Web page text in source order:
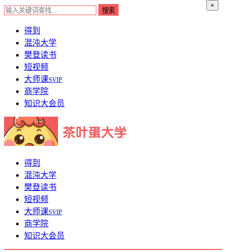
×
得到
混沌大学
樊登读书
短视频
大师课SVIP
商学院
知识大会员
得到
混沌大学
樊登读书
短视频
大师课SVIP
商学院
知识大会员